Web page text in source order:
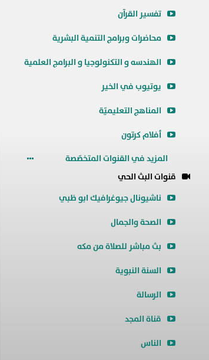
تفسير القرآن
محاضرات وبرامج التنمية البشرية
الهندسه و التكنولوجيا و البرامج العلمية
يوتيوب في الخير
المناهج التعليميّة
أفلام كرتون
المزيد في القنوات المتخصّصة
قنوات البث الحي
ناشيونال جيوغرافيك ابو ظبي
الصحة والجمال
بث مباشر للصلاة من مكه
السنة النبوية
الرسالة
قناة المجد
الناس